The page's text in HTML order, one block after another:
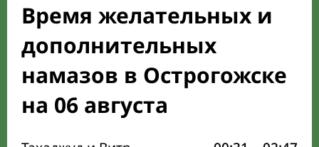
Время желательных и
дополнительных
намазов в Острогожске
на 06 августа